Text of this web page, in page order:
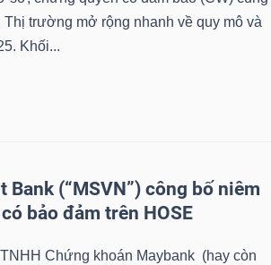
Thị trường mở rộng nhanh về quy mô và
Khối...
Bank (“MSVN”) công bố niêm
bảo đảm trên HOSE
Chứng khoán Maybank (hay còn